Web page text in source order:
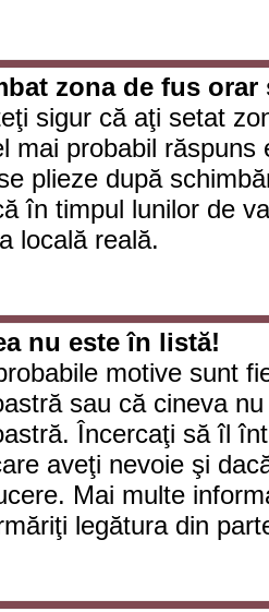
zona de fus
sigur că aţi setat
mai probabil
plieze după
în timpul lunilor de
locală reală.
nu este în listă!
motive sunt
sau că cineva
Încercaţi să îl
aveţi nevoie şi
Mai multe
legătura din